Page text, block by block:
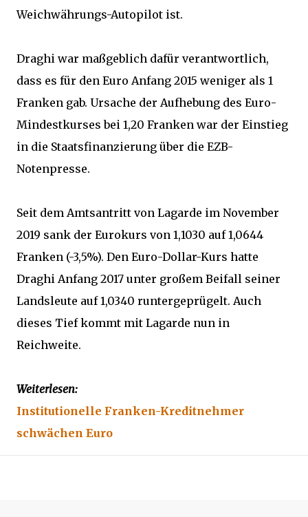
Weichwährungs-Autopilot ist.
Draghi war maßgeblich dafür verantwortlich,
dass es für den Euro Anfang 2015 weniger als 1
Franken gab. Ursache der Aufhebung des Euro-
Mindestkurses bei 1,20 Franken war der Einstieg
in die Staatsfinanzierung über die EZB-
Notenpresse.
Seit dem Amtsantritt von Lagarde im November
2019 sank der Eurokurs von 1,1030 auf 1,0644
Franken (-3,5%). Den Euro-Dollar-Kurs hatte
Draghi Anfang 2017 unter großem Beifall seiner
Landsleute auf 1,0340 runtergeprügelt. Auch
dieses Tief kommt mit Lagarde nun in
Reichweite.
Weiterlesen:
Institutionelle Franken-Kreditnehmer
schwächen Euro